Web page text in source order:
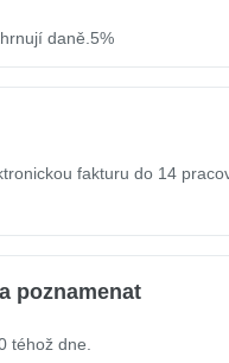
daně.5%
fakturu do 14
poznamenat
téhož dne.